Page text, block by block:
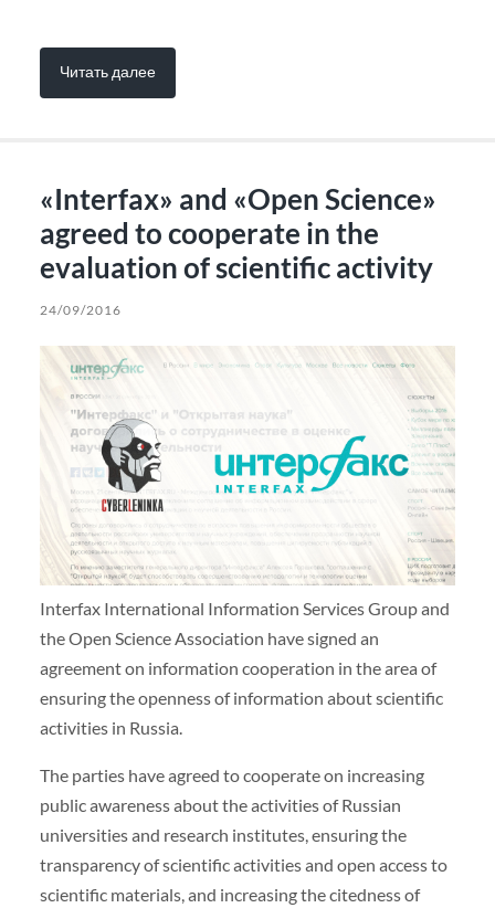
Читать далее
«Interfax» and «Open Science»
agreed to cooperate in the
evaluation of scientific activity
24/09/2016
Interfax International Information Services Group and
the Open Science Association have signed an
agreement on information cooperation in the area of
ensuring the openness of information about scientific
activities in Russia.
The parties have agreed to cooperate on increasing
public awareness about the activities of Russian
universities and research institutes, ensuring the
transparency of scientific activities and open access to
scientific materials, and increasing the citedness of